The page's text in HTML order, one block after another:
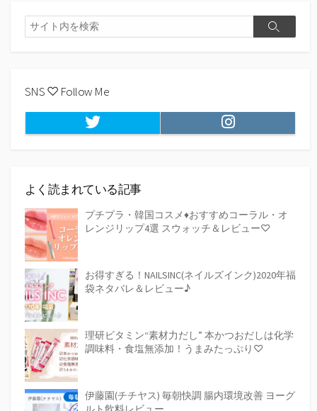
検
索
検
SNS ♡ Follow Me
Twitter Instagram
よく読まれている記事
プチプラ・韓国コスメ♦おすすめコーラル・オ
レンジリップ4選 スウォッチ＆レビュー♡
お得すぎる！NAILSINC(ネイルズインク)2020年福
袋ネタバレ＆レビュー♪
理研ビタミン“素材力だし” 本かつおだしは化学
調味料・食塩無添加！うまみたっぷり♡
伊藤園(チチヤス) 毎朝快調 腸内環境改善 ヨーグ